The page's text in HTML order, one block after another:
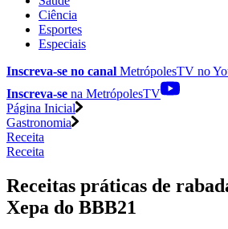
Ciência
Esportes
Especiais
Inscreva-se no canal MetrópolesTV no
Inscreva-se na MetrópolesTV
Página Inicial
Gastronomia
Receita
Receita
Receitas práticas de
Xepa do BBB21